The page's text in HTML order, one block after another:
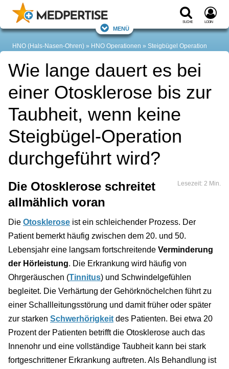
Suche Login
Menü
HNO (Hals-Nasen-Ohren) HNO Operationen Steigbügel Operation
Wie lange dauert es bei
einer Otosklerose bis zur
Taubheit, wenn keine
Steigbügel-Operation
durchgeführt wird?
Lesezeit: 2 Min.
Die Otosklerose schreitet
allmählich voran
Die Otosklerose ist ein schleichender Prozess. Der
Patient bemerkt häufig zwischen dem 20. und 50.
Lebensjahr eine langsam fortschreitende Verminderung
der Hörleistung. Die Erkrankung wird häufig von
Ohrgeräuschen (Tinnitus) und Schwindelgefühlen
begleitet. Die Verhärtung der Gehörknöchelchen führt zu
einer Schallleitungsstörung und damit früher oder später
zur starken Schwerhörigkeit des Patienten. Bei etwa 20
Prozent der Patienten betrifft die Otosklerose auch das
Innenohr und eine vollständige Taubheit kann bei stark
fortgeschrittener Erkrankung auftreten. Als Behandlung ist